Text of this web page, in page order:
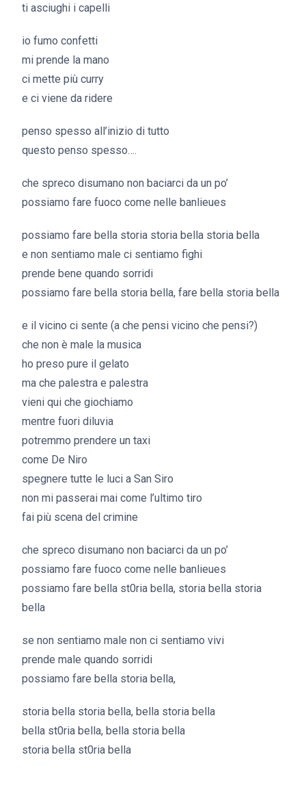
ti asciughi i capelli
io fumo confetti
mi prende la mano
ci mette più curry
e ci viene da ridere
penso spesso all’inizio di tutto
questo penso spesso….
che spreco disumano non baciarci da un po’
possiamo fare fuoco come nelle banlieues
possiamo fare bella storia storia bella storia bella
e non sentiamo male ci sentiamo fighi
prende bene quando sorridi
possiamo fare bella storia bella, fare bella storia bella
e il vicino ci sente (a che pensi vicino che pensi?)
che non è male la musica
ho preso pure il gelato
ma che palestra e palestra
vieni qui che giochiamo
mentre fuori diluvia
potremmo prendere un taxi
come De Niro
spegnere tutte le luci a San Siro
non mi passerai mai come l’ultimo tiro
fai più scena del crimine
che spreco disumano non baciarci da un po’
possiamo fare fuoco come nelle banlieues
possiamo fare bella st0ria bella, storia bella storia
bella
se non sentiamo male non ci sentiamo vivi
prende male quando sorridi
possiamo fare bella storia bella,
storia bella storia bella, bella storia bella
bella st0ria bella, bella storia bella
storia bella st0ria bella